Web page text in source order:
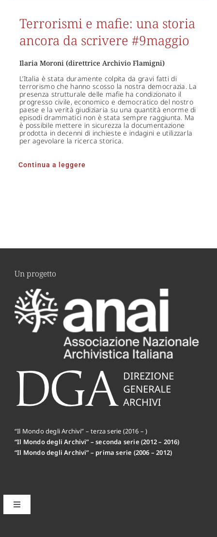
Terrorismi e mafie: una storia
ancora da scrivere #9maggio
Ilaria Moroni (direttrice Archivio Flamigni)
L’Italia è stata duramente colpita da gravi fatti di
terrorismo che hanno scosso la nostra democrazia. La
presenza strutturale delle mafie ha condizionato il
progresso civile, economico e democratico del nostro
paese e la verità giudiziaria su una quantità enorme di
episodi drammatici non è stata sempre raggiunta. Ma
è possibile mettere in sicurezza la documentazione
prodotta in decenni di inchieste e indagini e utilizzarla
per agevolare la ricerca storica.
Continua a leggere
Un progetto
“Il Mondo degli Archivi” – terza serie (2016 – )
“Il Mondo degli Archivi” – seconda serie (2012 – 2016)
“Il Mondo degli Archivi” – prima serie (2006 – 2012)
Toggle